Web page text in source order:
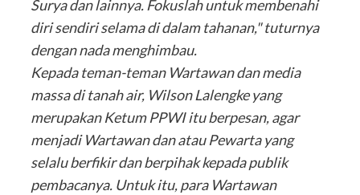
Surya dan lainnya. Fokuslah untuk membenahi
diri sendiri selama di dalam tahanan," tuturnya
dengan nada menghimbau.
Kepada teman-teman Wartawan dan media
massa di tanah air, Wilson Lalengke yang
merupakan Ketum PPWI itu berpesan, agar
menjadi Wartawan dan atau Pewarta yang
selalu berfikir dan berpihak kepada publik
pembacanya. Untuk itu, para Wartawan